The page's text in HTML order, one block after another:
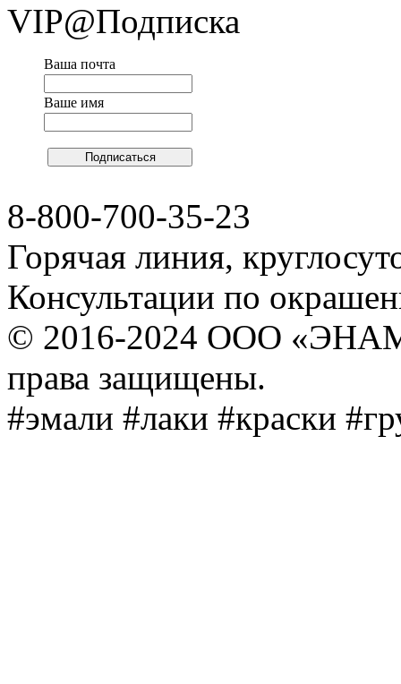
VIP@Подписка
Ваша почта
Ваше имя
8-800-700-35-23
Горячая линия,
Консультации по
© 2016-2024 ООО
права защищены.
#эмали #лаки #краски